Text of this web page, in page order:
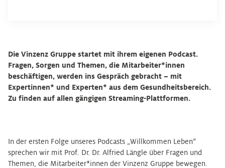
Die Vinzenz Gruppe startet mit ihrem eigenen Podcast.
Fragen, Sorgen und Themen, die Mitarbeiter*innen
beschäftigen, werden ins Gespräch gebracht – mit
Expertinnen* und Experten* aus dem Gesundheitsbereich.
Zu finden auf allen gängigen Streaming-Plattformen.
In der ersten Folge unseres Podcasts „Willkommen Leben“
sprechen wir mit Prof. Dr. Dr. Alfried Längle über Fragen und
Themen, die Mitarbeiter*innen der Vinzenz Gruppe bewegen.